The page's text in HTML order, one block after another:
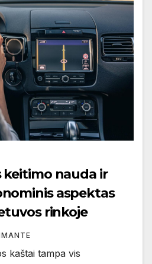
keitimo nauda ir
aspektas
rinkoje
kaštai tampa vis